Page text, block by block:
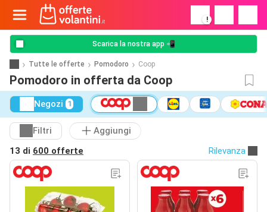
!
Scarica la nostra app 📲
Tutte le offerte Pomodoro Coop
Pomodoro in offerta da Coop
Negozi 1
Filtri
Aggiungi
13 di 600 offerte Rilevanza